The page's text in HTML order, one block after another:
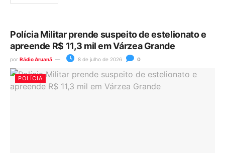
Polícia Militar prende suspeito de estelionato e
apreende R$ 11,3 mil em Várzea Grande
por Rádio Aruanã 8 de julho de 2026 0
POLÍCIA